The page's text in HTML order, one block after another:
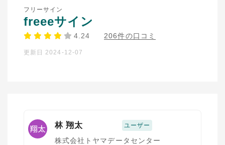
記事から探す
BOXILの使い方ガイド
フリーサイン
freeeサイン
4.24 206件の口コミ
更新日 2024-12-07
林 翔太 ユーザー
株式会社トヤマデータセンター